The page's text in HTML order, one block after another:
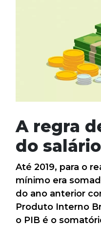
A regra
do
Até 2019, para o
mínimo era
do ano anterior
Produto Interno
o PIB é o